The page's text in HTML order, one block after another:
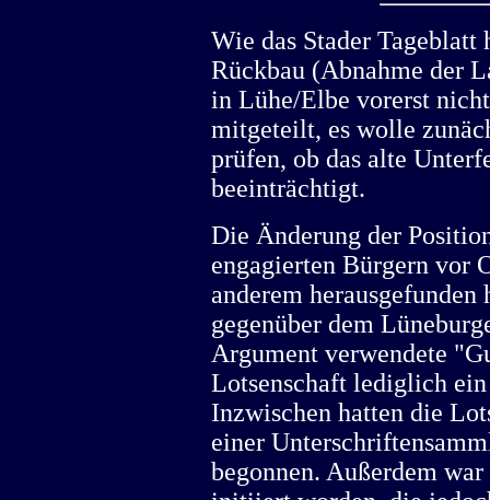
Wie das Stader
Rückbau (Abnahme der
in Lühe/Elbe vorerst
mitgeteilt, es wolle
prüfen, ob das alte
beeinträchtigt.
Die Änderung der
engagierten Bürgern vor
anderem
gegenüber dem
Argument verwendete
Lotsenschaft lediglich
Inzwischen hatten die
einer
begonnen. Außerdem